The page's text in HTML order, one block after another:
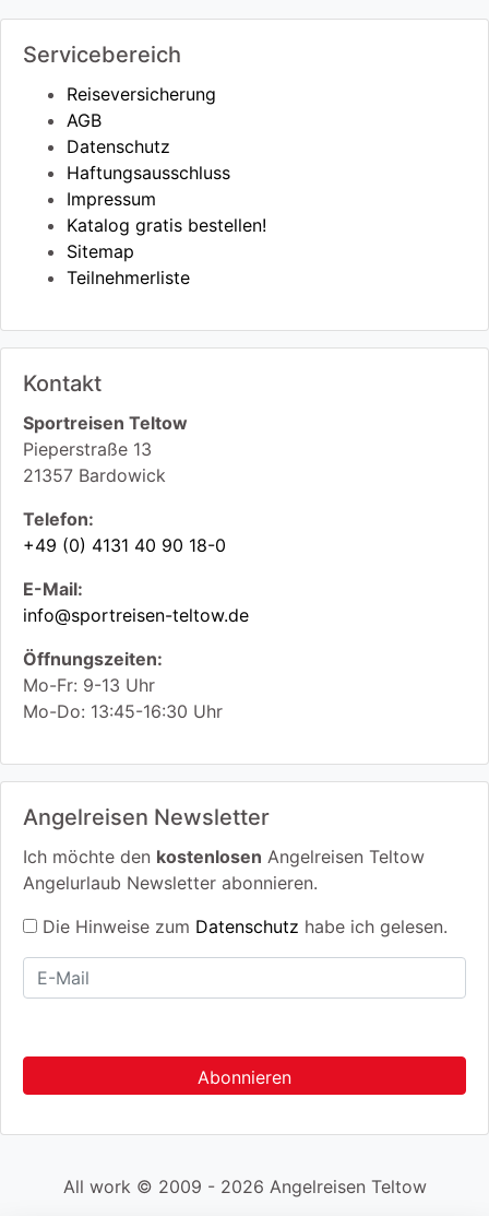
Servicebereich
Reiseversicherung
AGB
Datenschutz
Haftungsausschluss
Impressum
Katalog gratis bestellen!
Sitemap
Teilnehmerliste
Kontakt
Sportreisen Teltow
Pieperstraße 13
21357 Bardowick
Telefon:
+49 (0) 4131 40 90 18-0
E-Mail:
info@sportreisen-teltow.de
Öffnungszeiten:
Mo-Fr: 9-13 Uhr
Mo-Do: 13:45-16:30 Uhr
Angelreisen Newsletter
Ich möchte den kostenlosen Angelreisen Teltow
Angelurlaub Newsletter abonnieren.
Die Hinweise zum Datenschutz habe ich gelesen.
All work © 2009 - 2026 Angelreisen Teltow